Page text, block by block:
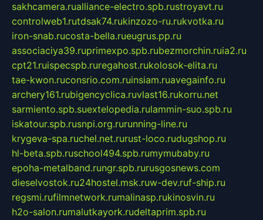
sakhcamera.rualliance-electro.spb.rustroyavt.ru
controlweb1.rutdsak74.rukinzozo-ru.rukvotka.ru
iron-snab.rucosta-bella.rueugrus.pp.ru
associaciya39.ruprimexpo.spb.rubezmorchin.ruia2.ru
cpt21.ruispecspb.ruregahost.rukolosok-elita.ru
tae-kwon.ruconsrio.com.ruinsiam.ruavegainfo.ru
archery161.rubigencyclica.ruvlast16.rukorru.net
sarmiento.spb.suextelopedia.rulammin-suo.spb.ru
iskatour.spb.rusnpi.org.rurunning-line.ru
krygeva-spa.ruchel.net.rurust-loco.rudugshop.ru
hl-beta.spb.ruschool494.spb.rumymubaby.ru
epoha-metalband.rungr.spb.rurusgosnews.com
dieselvostok.ru24hostel.msk.ruw-dev.ruf-ship.ru
regsmi.rufilmnetwork.rumalinasp.rukinosvin.ru
h2o-salon.rumalutkayork.rudeltaprim.spb.ru